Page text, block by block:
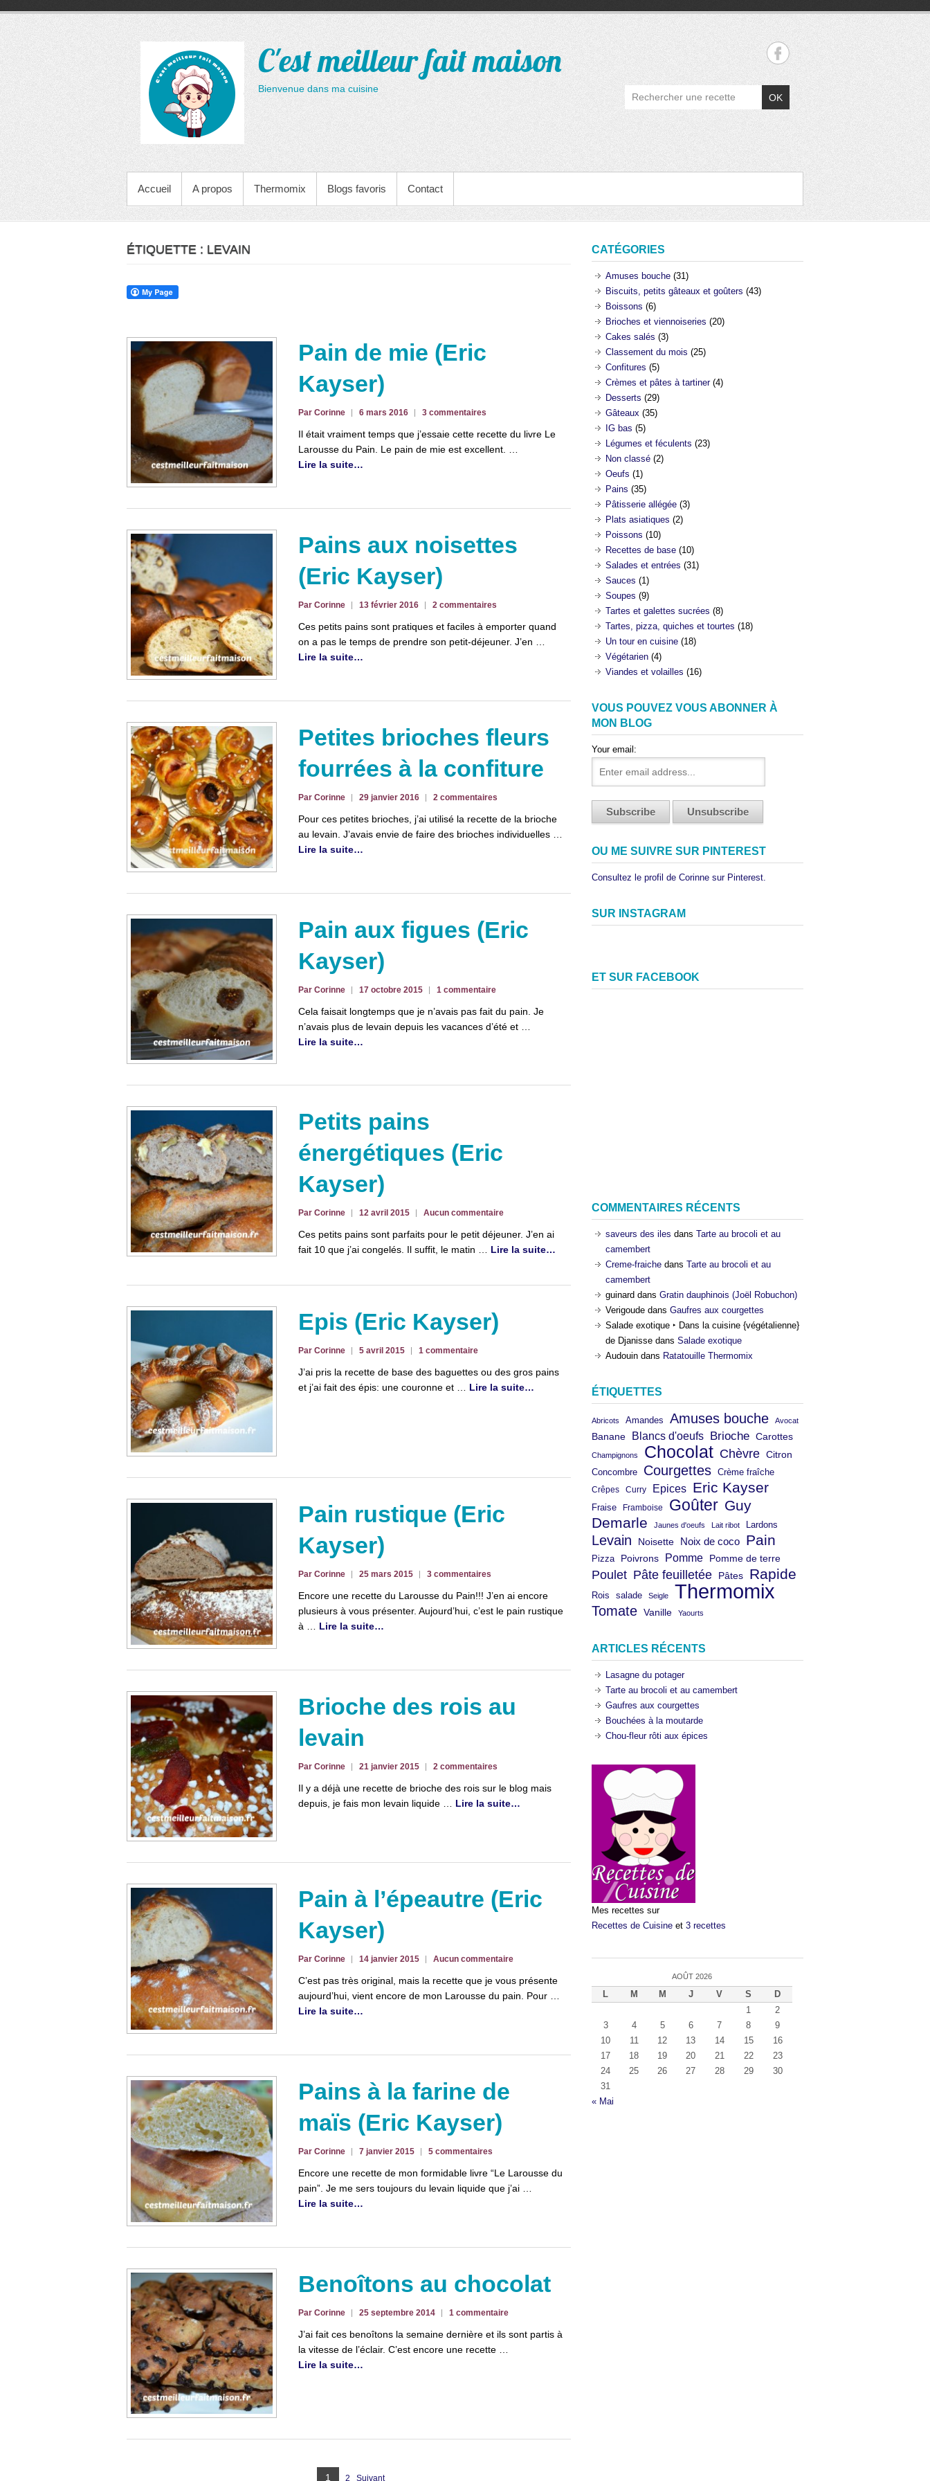
contenu
C'est meilleur fait maison
Bienvenue dans ma cuisine
OK
MENU PRINCIPAL
Accueil A propos Thermomix Blogs favoris Contact
ÉTIQUETTE : LEVAIN
Pain de mie (Eric
Kayser)
Par Corinne 6 mars 2016 3 commentaires
Il était vraiment temps que j’essaie cette recette du livre Le
Larousse du Pain. Le pain de mie est excellent. …
Lire la suite…
Pains aux noisettes
(Eric Kayser)
Par Corinne 13 février 2016 2 commentaires
Ces petits pains sont pratiques et faciles à emporter quand
on a pas le temps de prendre son petit-déjeuner. J’en …
Lire la suite…
Petites brioches fleurs
fourrées à la confiture
Par Corinne 29 janvier 2016 2 commentaires
Pour ces petites brioches, j’ai utilisé la recette de la brioche
au levain. J’avais envie de faire des brioches individuelles …
Lire la suite…
Pain aux figues (Eric
Kayser)
Par Corinne 17 octobre 2015 1 commentaire
Cela faisait longtemps que je n’avais pas fait du pain. Je
n’avais plus de levain depuis les vacances d’été et …
Lire la suite…
Petits pains
énergétiques (Eric
Kayser)
Par Corinne 12 avril 2015 Aucun commentaire
Ces petits pains sont parfaits pour le petit déjeuner. J’en ai
fait 10 que j’ai congelés. Il suffit, le matin … Lire la suite…
Epis (Eric Kayser)
Par Corinne 5 avril 2015 1 commentaire
J’ai pris la recette de base des baguettes ou des gros pains
et j’ai fait des épis: une couronne et … Lire la suite…
Pain rustique (Eric
Kayser)
Par Corinne 25 mars 2015 3 commentaires
Encore une recette du Larousse du Pain!!! J’en ai encore
plusieurs à vous présenter. Aujourd’hui, c’est le pain rustique
à … Lire la suite…
Brioche des rois au
levain
Par Corinne 21 janvier 2015 2 commentaires
Il y a déjà une recette de brioche des rois sur le blog mais
depuis, je fais mon levain liquide … Lire la suite…
Pain à l’épeautre (Eric
Kayser)
Par Corinne 14 janvier 2015 Aucun commentaire
C’est pas très original, mais la recette que je vous présente
aujourd’hui, vient encore de mon Larousse du pain. Pour …
Lire la suite…
Pains à la farine de
maïs (Eric Kayser)
Par Corinne 7 janvier 2015 5 commentaires
Encore une recette de mon formidable livre “Le Larousse du
pain”. Je me sers toujours du levain liquide que j’ai …
Lire la suite…
Benoîtons au chocolat
Par Corinne 25 septembre 2014 1 commentaire
J’ai fait ces benoîtons la semaine dernière et ils sont partis à
la vitesse de l’éclair. C’est encore une recette …
Lire la suite…
Page
1 2 Suivant
CATÉGORIES
Amuses bouche(31)
Biscuits, petits gâteaux et goûters (43)
Boissons (6)
Brioches et viennoiseries (20)
Cakes salés (3)
Classement du mois (25)
Confitures (5)
Crèmes et pâtes à tartiner(4)
Desserts (29)
Gâteaux(35)
IG bas (5)
Légumes et féculents (23)
Non classé(2)
Oeufs (1)
Pains (35)
Pâtisserie allégée(3)
Plats asiatiques (2)
Poissons (10)
Recettes de base(10)
Salades et entrées (31)
Sauces (1)
Soupes (9)
Tartes et galettes sucrées (8)
Tartes, pizza, quiches et tourtes (18)
Un tour en cuisine(18)
Végétarien(4)
Viandes et volailles (16)
VOUS POUVEZ VOUS ABONNER À
MON BLOG
Your email:
OU ME SUIVRE SUR PINTEREST
Consultez le profil de Corinne sur Pinterest.
SUR INSTAGRAM
ET SUR FACEBOOK
COMMENTAIRES RÉCENTS
saveurs des iles dans Tarte au brocoli et au
camembert
Creme-fraichedans Tarte au brocoli et au
camembert
guinard dans Gratin dauphinois (Joël Robuchon)
Verigoudedans Gaufres aux courgettes
Salade exotique ‣ Dans la cuisine {végétalienne}
de Djanissedans Salade exotique
Audouindans Ratatouille Thermomix
ÉTIQUETTES
Abricots Amandes Amuses bouche Avocat
Banane Blancs d'oeufs Brioche Carottes
Champignons Chocolat Chèvre Citron
Concombre Courgettes Crème fraîche
Crêpes Curry Epices Eric Kayser
Fraise Framboise Goûter Guy
Demarle
Jaunes d'oeufs Lait ribot Lardons
Levain Noisette Noix de coco Pain
Pizza Poivrons Pomme Pomme de terre
Poulet Pâte feuilletée Pâtes Rapide
Rois salade Seigle Thermomix
Tomate Vanille Yaourts
ARTICLES RÉCENTS
Lasagne du potager
Tarte au brocoli et au camembert
Gaufres aux courgettes
Bouchées à la moutarde
Chou-fleur rôti aux épices
Mes recettes sur
Recettes de Cuisineet 3 recettes
AOÛT 2026
L M M J V S
D
1
2
3
4 5 6 7 8
9
10
11 12 13 14 15
16
17
18 19 20 21 22
23
24
25 26 27 28 29
30
31
« Mai